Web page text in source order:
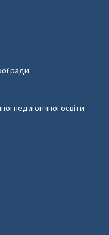
ради
педагогічної освіти